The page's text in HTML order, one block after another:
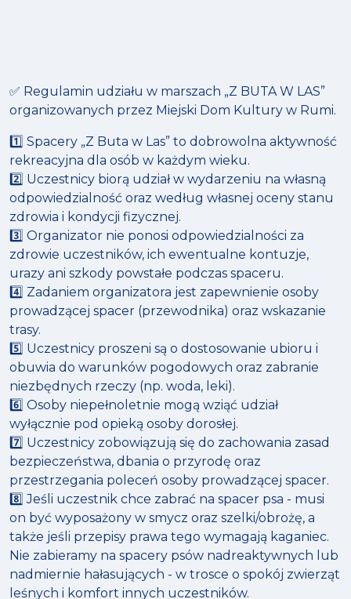
✅ Regulamin udziału w marszach „Z BUTA W LAS”
organizowanych przez Miejski Dom Kultury w Rumi.
1️⃣ Spacery „Z Buta w Las” to dobrowolna aktywność
rekreacyjna dla osób w każdym wieku.
2️⃣ Uczestnicy biorą udział w wydarzeniu na własną
odpowiedzialność oraz według własnej oceny stanu
zdrowia i kondycji fizycznej.
3️⃣ Organizator nie ponosi odpowiedzialności za
zdrowie uczestników, ich ewentualne kontuzje,
urazy ani szkody powstałe podczas spaceru.
4️⃣ Zadaniem organizatora jest zapewnienie osoby
prowadzącej spacer (przewodnika) oraz wskazanie
trasy.
5️⃣ Uczestnicy proszeni są o dostosowanie ubioru i
obuwia do warunków pogodowych oraz zabranie
niezbędnych rzeczy (np. woda, leki).
6️⃣ Osoby niepełnoletnie mogą wziąć udział
wyłącznie pod opieką osoby dorosłej.
7️⃣ Uczestnicy zobowiązują się do zachowania zasad
bezpieczeństwa, dbania o przyrodę oraz
przestrzegania poleceń osoby prowadzącej spacer.
8️⃣ Jeśli uczestnik chce zabrać na spacer psa - musi
on być wyposażony w smycz oraz szelki/obrożę, a
także jeśli przepisy prawa tego wymagają kaganiec.
Nie zabieramy na spacery psów nadreaktywnych lub
nadmiernie hałasujących - w trosce o spokój zwierząt
leśnych i komfort innych uczestników.